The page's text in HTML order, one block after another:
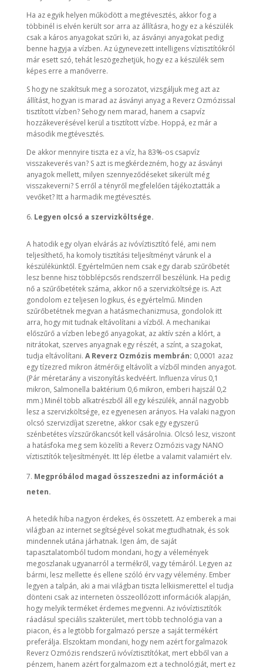
Ha az egyik helyen működött a megtévesztés, akkor fog a
többinél is elvén került sor arra az állításra, hogy ez a készülék
csak a káros anyagokat szűri ki, az ásványi anyagokat pedig
benne hagyja a vízben. Az úgynevezett intelligens víztisztítókról
már esett szó, tehát leszögezhetjük, hogy ez a készülék sem
képes erre a manőverre.
S hogy ne szakítsuk meg a sorozatot, vizsgáljuk meg azt az
állítást, hogyan is marad az ásványi anyag a Reverz Ozmózissal
tisztított vízben? Sehogy nem marad, hanem a csapvíz
hozzákeverésével kerül a tisztított vízbe. Hoppá, ez már a
második megtévesztés.
De akkor mennyire tiszta ez a víz, ha 83%-os csapvíz
visszakeverés van? S azt is megkérdezném, hogy az ásványi
anyagok mellett, milyen szennyeződéseket sikerült még
visszakeverni? S erről a tényről megfelelően tájékoztatták a
vevőket? Itt a harmadik megtévesztés.
Legyen olcsó a szervizköltsége.
A hatodik egy olyan elvárás az ivóvíztisztító felé, ami nem
teljesíthető, ha komoly tisztítási teljesítményt várunk el a
készülékünktől. Egyértelműen nem csak egy darab szűrőbetét
lesz benne hisz többlépcsős rendszerről beszélünk. Ha pedig
nő a szűrőbetétek száma, akkor nő a szervizköltsége is. Azt
gondolom ez teljesen logikus, és egyértelmű. Minden
szűrőbetétnek megvan a hatásmechanizmusa, gondolok itt
arra, hogy mit tudnak eltávolítani a vízből. A mechanikai
előszűrő a vízben lebegő anyagokat, az aktív szén a klórt, a
nitrátokat, szerves anyagnak egy részét, a színt, a szagokat,
tudja eltávolítani. A Reverz Ozmózis membrán: 0,0001 azaz
egy tízezred mikron átmérőig eltávolít a vízből minden anyagot.
(Pár méretarány a viszonyítás kedvéért. Influenza vírus 0,1
mikron, Salmonella baktérium 0,6 mikron, emberi hajszál 0,2
mm.) Minél több alkatrészből áll egy készülék, annál nagyobb
lesz a szervizköltsége, ez egyenesen arányos. Ha valaki nagyon
olcsó szervizdíjat szeretne, akkor csak egy egyszerű
szénbetétes vízszűrőkancsót kell vásárolnia. Olcsó lesz, viszont
a hatásfoka meg sem közelíti a Reverz Ozmózis vagy NANO
víztisztítók teljesítményét. Itt lép életbe a valamit valamiért elv.
Megpróbálod magad összeszedni az információt a
neten.
A hetedik hiba nagyon érdekes, és összetett. Az emberek a mai
világban az internet segítségével sokat megtudhatnak, és sok
mindennek utána járhatnak. Igen ám, de saját
tapasztalatomból tudom mondani, hogy a vélemények
megoszlanak ugyanarról a termékről, vagy témáról. Legyen az
bármi, lesz mellette és ellene szóló érv vagy vélemény. Ember
legyen a talpán, aki a mai világban tiszta lelkiismerettel el tudja
dönteni csak az interneten összeollózott információk alapján,
hogy melyik terméket érdemes megvenni. Az ivóvíztisztítók
ráadásul speciális szakterület, mert több technológia van a
piacon, és a legtöbb forgalmazó persze a saját termékért
preferálja. Elszoktam mondani, hogy nem azért forgalmazok
Reverz Ozmózis rendszerű ivóvíztisztítókat, mert ebből van a
pénzem, hanem azért forgalmazom ezt a technológiát, mert ez